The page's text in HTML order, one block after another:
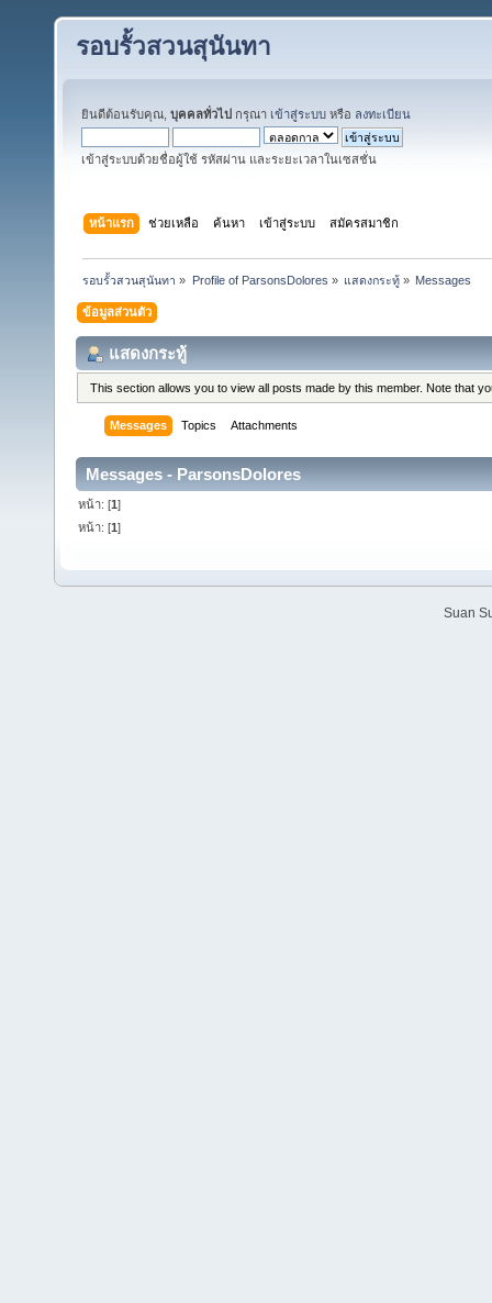
รอบรั้วสวนสุนันทา
ยินดีต้อนรับคุณ, บุคคลทั่วไป กรุณา เข้าสู่ระบบ หรือ ลงทะเบียน
เข้าสู่ระบบด้วยชื่อผู้ใช้ รหัสผ่าน และระยะเวลาในเซสชั่น
หน้าแรก ช่วยเหลือ ค้นหา เข้าสู่ระบบ สมัครสมาชิก
รอบรั้วสวนสุนันทา » Profile of ParsonsDolores » แสดงกระทู้» Messages
ข้อมูลส่วนตัว
แสดงกระทู้
This section allows you to view all posts made by this member. Note that
Messages Topics Attachments
Messages - ParsonsDolores
หน้า: [1]
หน้า: [1]
Suan